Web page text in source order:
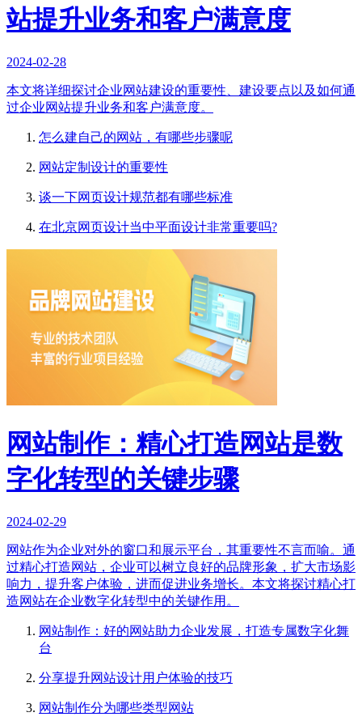
站提升业务和客户满意度
2024-02-28
本文将详细探讨企业网站建设的重要性、建设要点以及如何通
过企业网站提升业务和客户满意度。
怎么建自己的网站，有哪些步骤呢
网站定制设计的重要性
谈一下网页设计规范都有哪些标准
在北京网页设计当中平面设计非常重要吗?
网站制作：精心打造网站是数
字化转型的关键步骤
2024-02-29
网站作为企业对外的窗口和展示平台，其重要性不言而喻。通
过精心打造网站，企业可以树立良好的品牌形象，扩大市场影
响力，提升客户体验，进而促进业务增长。本文将探讨精心打
造网站在企业数字化转型中的关键作用。
网站制作：好的网站助力企业发展，打造专属数字化舞
台
分享提升网站设计用户体验的技巧
网站制作分为哪些类型网站